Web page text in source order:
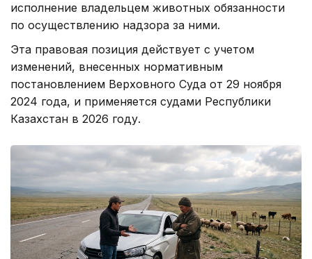
исполнение владельцем животных обязанности
по осуществлению надзора за ними.
Эта правовая позиция действует с учетом
изменений, внесенных нормативным
постановлением Верховного Суда от 29 ноября
2024 года, и применяется судами Республики
Казахстан в 2026 году.